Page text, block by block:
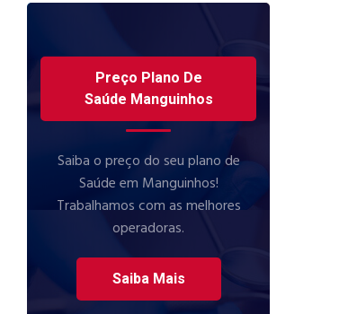
Preço Plano De
Saúde Manguinhos
Saiba o preço do seu plano de
Saúde em Manguinhos!
Trabalhamos com as melhores
operadoras.
Saiba Mais